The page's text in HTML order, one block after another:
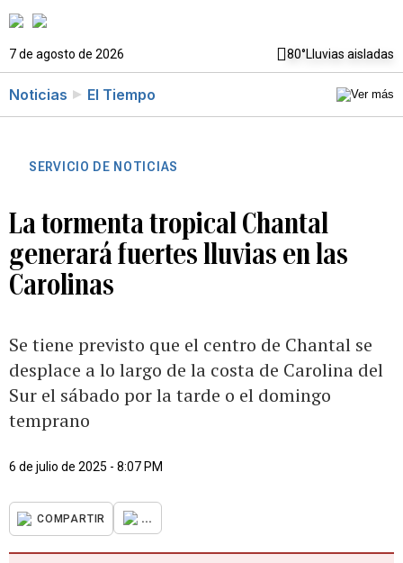
7 de agosto de 2026 80°Lluvias aisladas
Noticias El Tiempo
SERVICIO DE NOTICIAS
La tormenta tropical Chantal
generará fuertes lluvias en las
Carolinas
Se tiene previsto que el centro de Chantal se
desplace a lo largo de la costa de Carolina del
Sur el sábado por la tarde o el domingo
temprano
6 de julio de 2025 - 8:07 PM
COMPARTIR ...